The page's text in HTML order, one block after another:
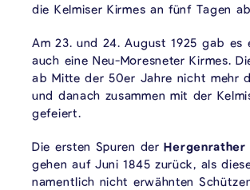
die Kelmiser Kirmes an fünf Tagen
Am 23. und 24. August 1925 gab es
auch eine Neu-Moresneter Kirmes.
ab Mitte der 50er Jahre nicht mehr
und danach zusammen mit der
gefeiert.
Die ersten Spuren derHergenrather
gehen auf Juni 1845 zurück, als
namentlich nicht erwähnten